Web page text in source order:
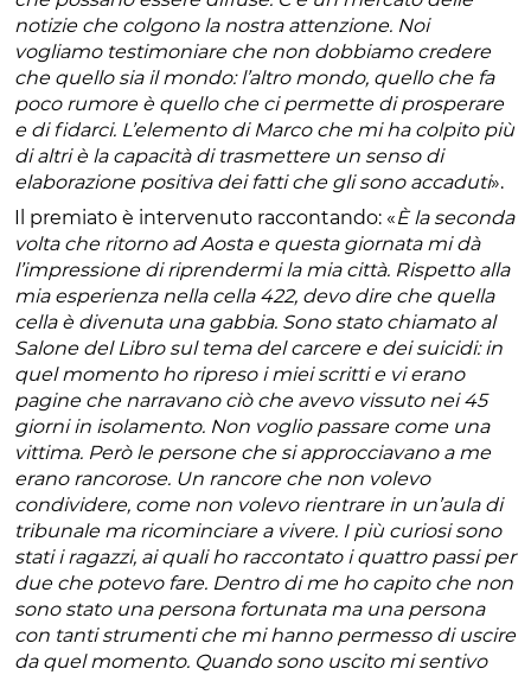
notizie che colgono la nostra attenzione. Noi
vogliamo testimoniare che non dobbiamo credere
che quello sia il mondo: l’altro mondo, quello che fa
poco rumore è quello che ci permette di prosperare
e di fidarci. L’elemento di Marco che mi ha colpito più
di altri è la capacità di trasmettere un senso di
elaborazione positiva dei fatti che gli sono accaduti».
Il premiato è intervenuto raccontando: «È la seconda
volta che ritorno ad Aosta e questa giornata mi dà
l’impressione di riprendermi la mia città. Rispetto alla
mia esperienza nella cella 422, devo dire che quella
cella è divenuta una gabbia. Sono stato chiamato al
Salone del Libro sul tema del carcere e dei suicidi: in
quel momento ho ripreso i miei scritti e vi erano
pagine che narravano ciò che avevo vissuto nei 45
giorni in isolamento. Non voglio passare come una
vittima. Però le persone che si approcciavano a me
erano rancorose. Un rancore che non volevo
condividere, come non volevo rientrare in un’aula di
tribunale ma ricominciare a vivere. I più curiosi sono
stati i ragazzi, ai quali ho raccontato i quattro passi per
due che potevo fare. Dentro di me ho capito che non
sono stato una persona fortunata ma una persona
con tanti strumenti che mi hanno permesso di uscire
da quel momento. Quando sono uscito mi sentivo